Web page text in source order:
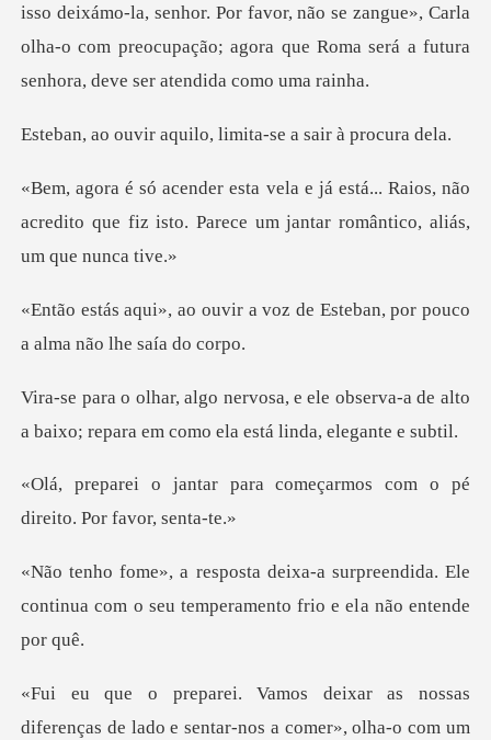
isso dei
quilo, limita-se a
.. Raios, não
acredito que fiz isto. Parece u
a voz de Esteban, por pouco
le observa-a de alto
a baixo; repara em
ra começarmos com o pé
dir
rpreendida. Ele
continua com o seu temp
sentar-nos a comer», olha-o com um